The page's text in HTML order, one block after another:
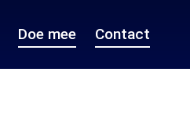
Doe mee Contact